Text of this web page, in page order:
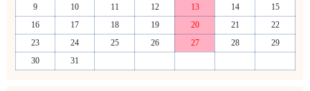
9
10 11 12 13 14
15
16
17 18 19 20 21
22
23
24 25 26 27 28
29
30
31